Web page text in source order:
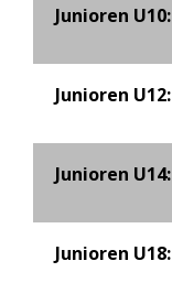
Junioren U10:
Junioren U12:
Junioren U14:
Junioren U18: